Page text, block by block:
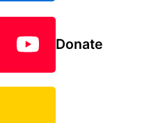
Donate